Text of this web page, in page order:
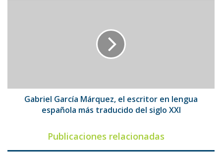
más
traducidoGabriel García Márquez, el escritor en lengua
española más traducido del siglo XXI
Publicaciones relacionadas